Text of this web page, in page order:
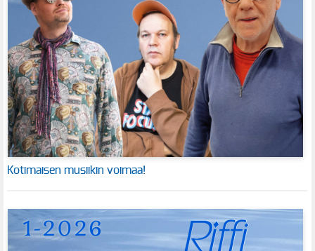
Kotimaisen musiikin voimaa!